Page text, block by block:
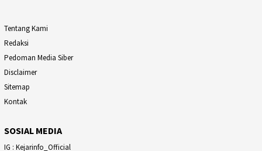
Tentang Kami
Redaksi
Pedoman Media Siber
Disclaimer
Sitemap
Kontak
SOSIAL MEDIA
IG : Kejarinfo_Official